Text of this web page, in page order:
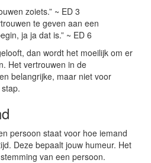
zoiets.” ~ ED 3
te geven aan een
ja ja dat is.” ~ ED 6
dan wordt het moeilijk om er
Het vertrouwen in de
belangrijke, maar niet voor
persoon staat voor hoe iemand
Deze bepaalt jouw humeur. Het
van een persoon.